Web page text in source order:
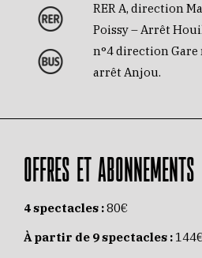
RER A, direction
Poissy – Arrêt
n°4 direction
arrêt Anjou.
OFFRES ET ABONNEMENTS
4 spectacles :80€
À partir de 9 spectacles :